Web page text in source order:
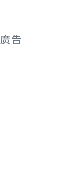
廣告